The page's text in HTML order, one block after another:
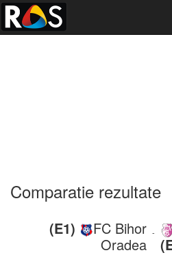
Comparatie rezultate
(E1)
FC Bihor
Oradea
-